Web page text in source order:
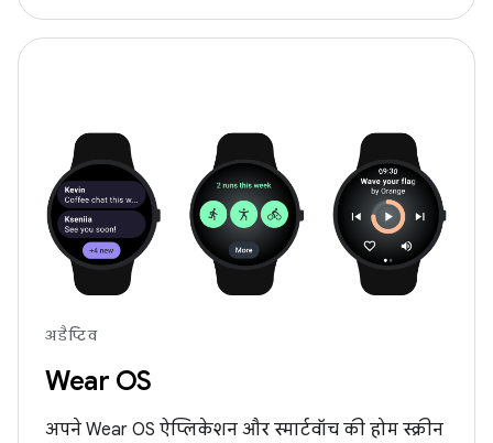
अडैप्टिव
Wear OS
अपने Wear OS ऐप्लिकेशन और स्मार्टवॉच की होम स्क्रीन